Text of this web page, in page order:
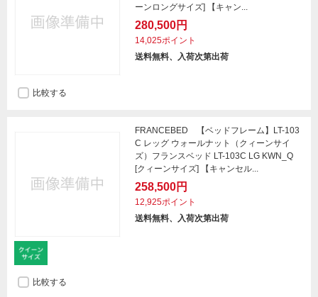
ーンロングサイズ] 【キャン...
280,500円
14,025ポイント
送料無料、入荷次第出荷
比較する
FRANCEBED 【ベッドフレーム】LT-103
C レッグ ウォールナット（クィーンサイ
ズ）フランスベッド LT-103C LG KWN_Q
[クィーンサイズ] 【キャンセル...
258,500円
12,925ポイント
送料無料、入荷次第出荷
比較する